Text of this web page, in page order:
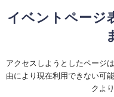
イベントページ
アクセスしようとしたページ
由により現在利用できない可
クよ